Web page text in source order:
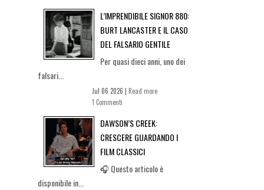
L’IMPRENDIBILE SIGNOR 880:
BURT LANCASTER E IL CASO
DEL FALSARIO GENTILE
Per quasi dieci anni, uno dei
falsari...
Jul 06 2026 | Read more
1 Commenti
DAWSON’S CREEK:
CRESCERE GUARDANDO I
FILM CLASSICI
🎧 Questo articolo è
disponibile in...